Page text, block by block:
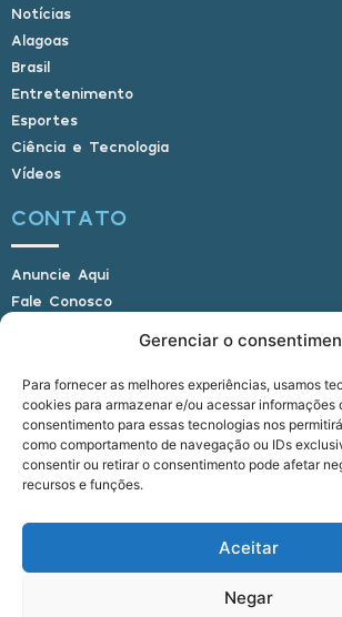
Gerenciar o
Para fornecer as melhores experiências, usamos
cookies para armazenar e/ou acessar informações
consentimento para essas tecnologias nos
como comportamento de navegação ou IDs
consentir ou retirar o consentimento pode afetar
recursos e funções.
Aceitar
Negar
Notícias
Alagoas
Brasil
Entretenimento
Esportes
Ciência e Tecnologia
Vídeos
CONTATO
Anuncie Aqui
Fale Conosco
E-mail:
Telefone: (82) 9 9691-0391
Responsável Técnico:
Rua do Sau - Centro - Anadia
© 2022 - 2026 Alagoas Brasil
direitos reservados.